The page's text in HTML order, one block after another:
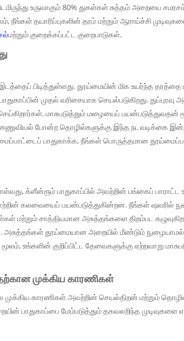
உருவாகும் 80% துகள்கள் சுத்தம் அறையை
தயாரிப்புகளின் தரம் மற்றும் ஆராய்ச்சி முடிவுகளை
மற்றும் குறைக்கப்பட்ட குறைபாடுகள்.
பிடித்துள்ளது. தூய்மையின் மிக உயர்ந்த தரத்தை
முதல் வரிசையாக செயல்படுகிறது.
மாசுபடுத்தும் மழையைப் பயன்படுத்துவதன்
போன்ற தொழில்களுக்கு இந்த நடவடிக்கை
பாதுகாக்க, நீங்கள் பொருத்தமான
க்ளீன்ரூம் பாதுகாப்பில் அவற்றின் பங்கைப் பாராட்ட
கலவையைப் பயன்படுத்துகின்றன. நீங்கள் ஷவரில்
சாத்தியமான அசுத்தங்களை திறம்பட
தூய்மையான அறையில் மீண்டும் நுழையாமல்
குறிப்பிட்ட தேவைகளுக்கு ஏற்றவாறு
முக்கிய காரணிகள்
முக்கிய காரணிகள் அவற்றின் செயல்திறன் மற்றும்
மேம்படுத்தும் தகவலறிந்த முடிவுகளை